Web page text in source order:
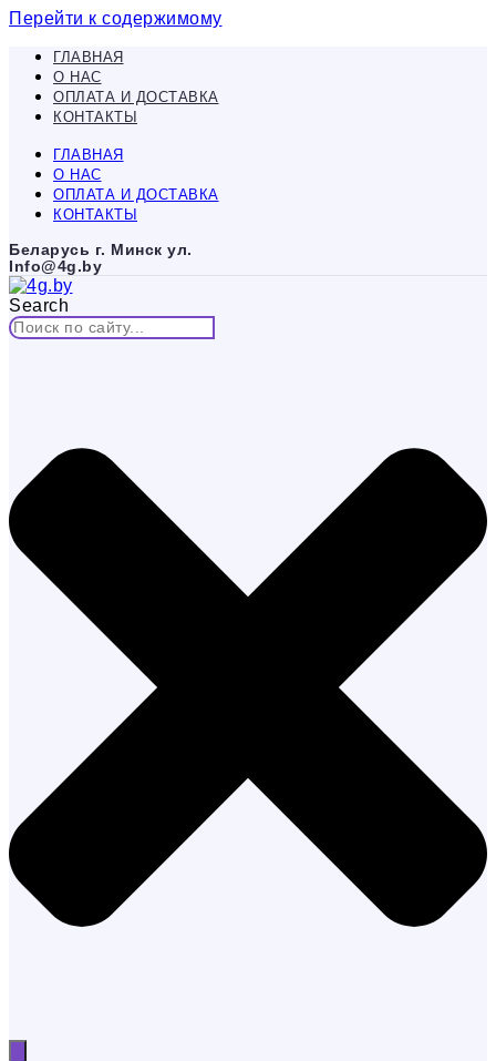
Перейти к содержимому
ГЛАВНАЯ
О НАС
ОПЛАТА И ДОСТАВКА
КОНТАКТЫ
ГЛАВНАЯ
О НАС
ОПЛАТА И ДОСТАВКА
КОНТАКТЫ
Беларусь г. Минск ул.
Info@4g.by
Search